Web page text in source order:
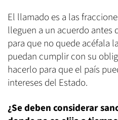
El llamado es a las
lleguen a un acuerdo antes
para que no quede acéfala
puedan cumplir con su
hacerlo para que el país
intereses del Estado.
¿Se deben considerar